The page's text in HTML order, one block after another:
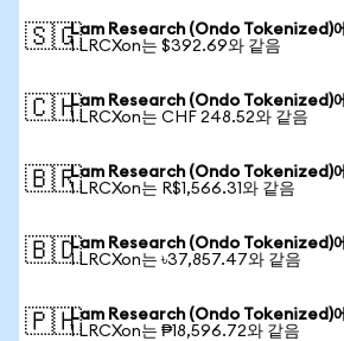
🇸🇬Lam Research (Ondo Tokenized)
1 LRCXon는 $392.69와 같음
🇨🇭Lam Research (Ondo Tokenized)
1 LRCXon는 CHF 248.52와 같음
🇧🇷Lam Research (Ondo Tokenized)
1 LRCXon는 R$1,566.31와 같음
🇧🇩Lam Research (Ondo Tokenized)
1 LRCXon는 ৳37,857.47와 같음
🇵🇭Lam Research (Ondo Tokenized)
1 LRCXon는 ₱18,596.72와 같음